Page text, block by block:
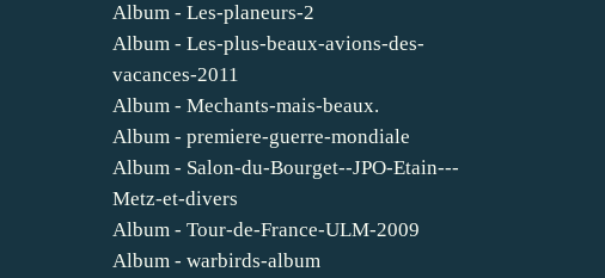
Album - Les-planeurs-2
Album - Les-plus-beaux-avions-des-
vacances-2011
Album - Mechants-mais-beaux.
Album - premiere-guerre-mondiale
Album - Salon-du-Bourget--JPO-Etain---
Metz-et-divers
Album - Tour-de-France-ULM-2009
Album - warbirds-album